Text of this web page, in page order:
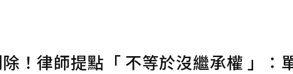
！律師提點「 不等於沒繼承權 」：